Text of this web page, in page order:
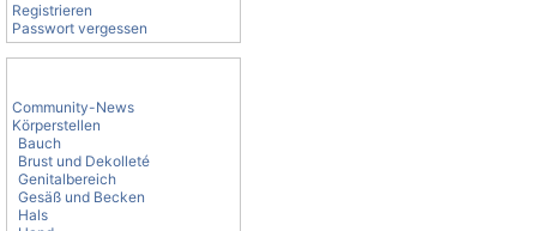
Registrieren
Passwort vergessen
Community-News
Körperstellen
Bauch
Brust und Dekolleté
Genitalbereich
Gesäß und Becken
Hals